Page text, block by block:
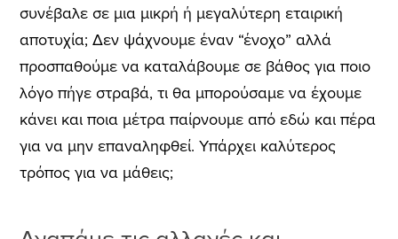
συνέβαλε σε μια μικρή ή μεγαλύτερη εταιρική
αποτυχία; Δεν ψάχνουμε έναν “ένοχο” αλλά
προσπαθούμε να καταλάβουμε σε βάθος για ποιο
λόγο πήγε στραβά, τι θα μπορούσαμε να έχουμε
κάνει και ποια μέτρα παίρνουμε από εδώ και πέρα
για να μην επαναληφθεί. Υπάρχει καλύτερος
τρόπος για να μάθεις;